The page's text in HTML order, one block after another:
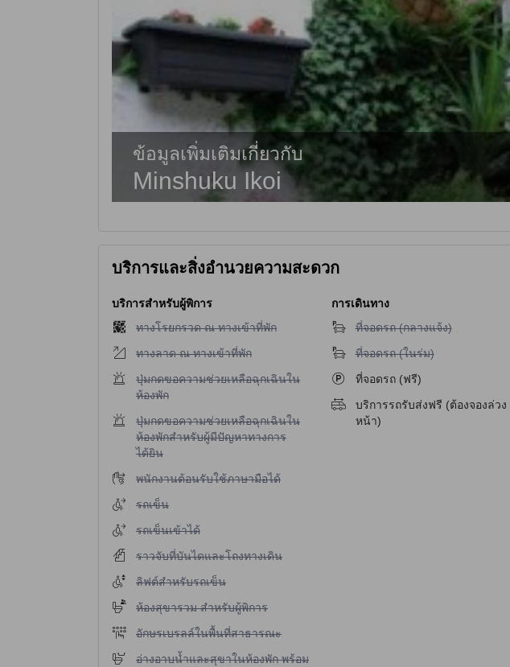
ข้อมูลเพิ่มเติมเกี่ยวกับ
Minshuku Ikoi
บริการและสิ่งอำนวยความสะดวก
บริการสำหรับผู้พิการ
ไม่มีบริการทางโรยกรวด ณ ทางเข้าที่พัก
ทางโรยกรวด ณ ทางเข้าที่พัก
ไม่มีบริการทางลาด ณ ทางเข้าที่พัก
ทางลาด ณ ทางเข้าที่พัก
ไม่มีบริการปุ่มกดขอความช่วยเหลือฉุกเฉินในห้องพัก
ปุ่มกดขอความช่วยเหลือฉุกเฉินใน
ห้องพัก
ไม่มีบริการปุ่มกดขอความช่วยเหลือฉุกเฉินในห้องพักสำหรับผู้มีปัญหาทางการได้ยิน
ปุ่มกดขอความช่วยเหลือฉุกเฉินใน
ห้องพักสำหรับผู้มีปัญหาทางการ
ได้ยิน
ไม่มีบริการพนักงานต้อนรับใช้ภาษามือได้
พนักงานต้อนรับใช้ภาษามือได้
ไม่มีบริการรถเข็น
รถเข็น
ไม่มีบริการรถเข็นเข้าได้
รถเข็นเข้าได้
ไม่มีบริการราวจับที่บันไดและโถงทางเดิน
ราวจับที่บันไดและโถงทางเดิน
ไม่มีบริการลิฟต์สำหรับรถเข็น
ลิฟต์สำหรับรถเข็น
ไม่มีบริการห้องสุขารวม สำหรับผู้พิการ
ห้องสุขารวม สำหรับผู้พิการ
ไม่มีบริการอักษรเบรลล์ในพื้นที่สาธารณะ
อักษรเบรลล์ในพื้นที่สาธารณะ
ไม่มีบริการอ่างอาบน้ำและสุขาในห้องพัก พร้อมราวจับ
อ่างอาบน้ำและสุขาในห้องพัก พร้อม
การเดินทาง
ไม่มีบริการที่จอดรถ (กลางแจ้ง)
ที่จอดรถ (กลางแจ้ง)
ไม่มีบริการที่จอดรถ (ในร่ม)
ที่จอดรถ (ในร่ม)
ที่จอดรถ (ฟรี)
บริการรถรับส่งฟรี (ต้องจองล่วง
หน้า)